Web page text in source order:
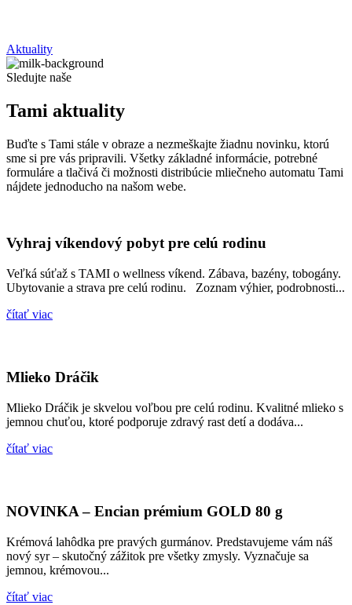
Aktuality
Sledujte naše
Tami aktuality
Buďte s Tami stále v obraze a nezmeškajte žiadnu novinku, ktorú
sme si pre vás pripravili. Všetky základné informácie, potrebné
formuláre a tlačivá či možnosti distribúcie mliečneho automatu Tami
nájdete jednoducho na našom webe.
Vyhraj víkendový pobyt pre celú rodinu
Veľká súťaž s TAMI o wellness víkend. Zábava, bazény, tobogány.
Ubytovanie a strava pre celú rodinu. Zoznam výhier, podrobnosti...
čítať viac
Mlieko Dráčik
Mlieko Dráčik je skvelou voľbou pre celú rodinu. Kvalitné mlieko s
jemnou chuťou, ktoré podporuje zdravý rast detí a dodáva...
čítať viac
NOVINKA – Encian prémium GOLD 80 g
Krémová lahôdka pre pravých gurmánov. Predstavujeme vám náš
nový syr – skutočný zážitok pre všetky zmysly. Vyznačuje sa
jemnou, krémovou...
čítať viac